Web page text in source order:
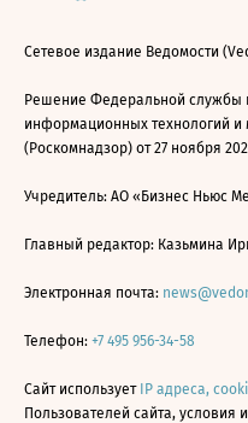
Сетевое издание Ведомости
Решение Федеральной службы
информационных технологий и
(Роскомнадзор) от 27 ноября
Учредитель: АО «Бизнес Ньюс
Главный редактор: Казьмина
Электронная почта:
Телефон: +7 495 956-34-58
Сайт использует IP адреса,
Пользователей сайта, условия